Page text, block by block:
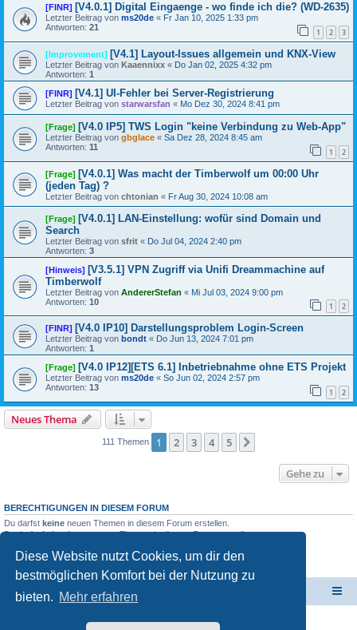
Diese Website nutzt Cookies, um dir den
bestmöglichen Komfort bei der Nutzung zu
bieten. Mehr erfahren
[FINR] [V4.0.1] Digital Eingaenge - wo finde ich die? (WD-2635)
Letzter Beitrag von ms20de « Fr Jan 10, 2025 1:33 pm
Antworten: 21 1 2 3
[Improvement] [V4.1] Layout-Issues allgemein und KNX-View
Letzter Beitrag von Kaaennixx « Do Jan 02, 2025 4:32 pm
Antworten: 1
[FINR] [V4.1] UI-Fehler bei Server-Registrierung
Letzter Beitrag von starwarsfan « Mo Dez 30, 2024 8:41 pm
[Frage] [V4.0 IP5] TWS Login "keine Verbindung zu Web-App"
Letzter Beitrag von gbglace « Sa Dez 28, 2024 8:45 am
Antworten: 11 1 2
[Frage] [V4.0.1] Was macht der Timberwolf um 00:00 Uhr
(jeden Tag) ?
Letzter Beitrag von chtonian « Fr Aug 30, 2024 10:08 am
[Frage] [V4.0.1] LAN-Einstellung: wofür sind Domain und
Search
Letzter Beitrag von sfrit « Do Jul 04, 2024 2:40 pm
Antworten: 3
[Hinweis] [V3.5.1] VPN Zugriff via Unifi Dreammachine auf
Timberwolf
Letzter Beitrag von AndererStefan « Mi Jul 03, 2024 9:00 pm
Antworten: 10 1 2
[FINR] [V4.0 IP10] Darstellungsproblem Login-Screen
Letzter Beitrag von bondt « Do Jun 13, 2024 7:01 pm
Antworten: 1
[Frage] [V4.0 IP12][ETS 6.1] Inbetriebnahme ohne ETS Projekt
Letzter Beitrag von ms20de « So Jun 02, 2024 2:57 pm
Antworten: 13 1 2
Neues Thema
111 Themen 1 2 3 4 5
Gehe zu
BERECHTIGUNGEN IN DIESEM FORUM
Du darfst keine neuen Themen in diesem Forum erstellen.
Du darfstkeineAntworten zu Themen in diesem Forum erstellen.
Du darfst deine Beiträge in diesem Forumnicht löschen.
ElabNET Technik Forum Übersicht über forum.timberwolf.io